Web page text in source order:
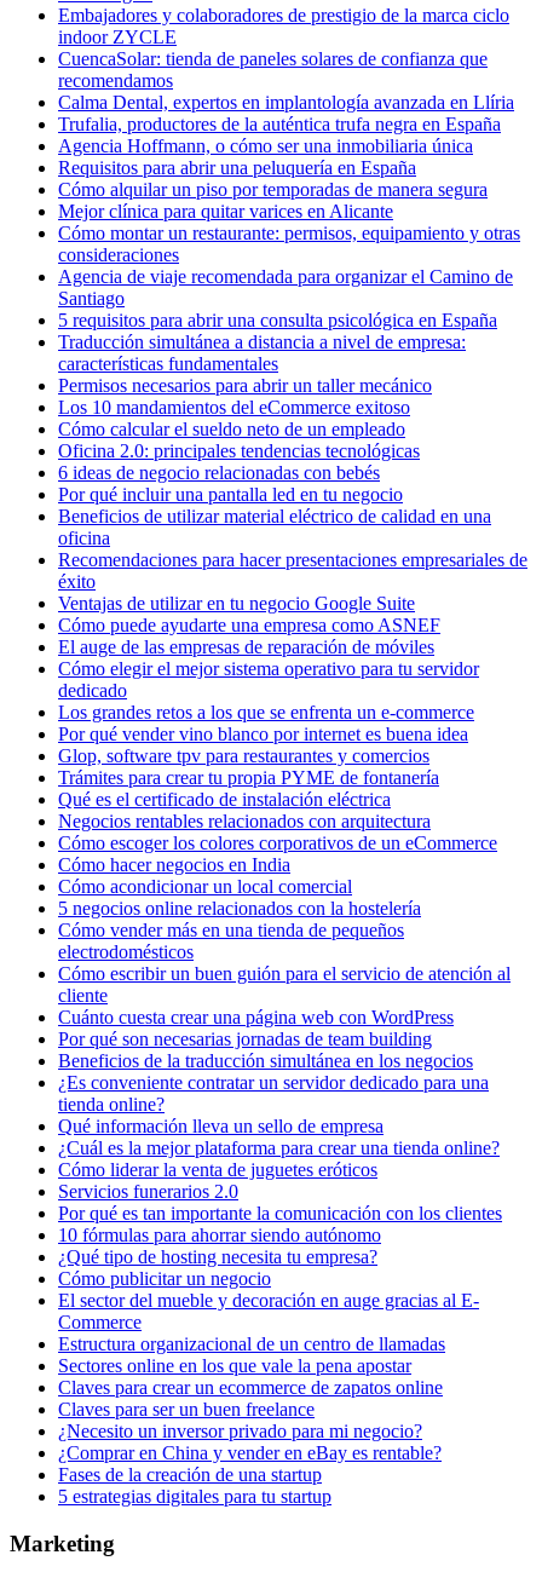
Embajadores y colaboradores de prestigio de la marca ciclo
indoor ZYCLE
CuencaSolar: tienda de paneles solares de confianza que
recomendamos
Calma Dental, expertos en implantología avanzada en Llíria
Trufalia, productores de la auténtica trufa negra en España
Agencia Hoffmann, o cómo ser una inmobiliaria única
Requisitos para abrir una peluquería en España
Cómo alquilar un piso por temporadas de manera segura
Mejor clínica para quitar varices en Alicante
Cómo montar un restaurante: permisos, equipamiento y otras
consideraciones
Agencia de viaje recomendada para organizar el Camino de
Santiago
5 requisitos para abrir una consulta psicológica en España
Traducción simultánea a distancia a nivel de empresa:
características fundamentales
Permisos necesarios para abrir un taller mecánico
Los 10 mandamientos del eCommerce exitoso
Cómo calcular el sueldo neto de un empleado
Oficina 2.0: principales tendencias tecnológicas
6 ideas de negocio relacionadas con bebés
Por qué incluir una pantalla led en tu negocio
Beneficios de utilizar material eléctrico de calidad en una
oficina
Recomendaciones para hacer presentaciones empresariales de
éxito
Ventajas de utilizar en tu negocio Google Suite
Cómo puede ayudarte una empresa como ASNEF
El auge de las empresas de reparación de móviles
Cómo elegir el mejor sistema operativo para tu servidor
dedicado
Los grandes retos a los que se enfrenta un e-commerce
Por qué vender vino blanco por internet es buena idea
Glop, software tpv para restaurantes y comercios
Trámites para crear tu propia PYME de fontanería
Qué es el certificado de instalación eléctrica
Negocios rentables relacionados con arquitectura
Cómo escoger los colores corporativos de un eCommerce
Cómo hacer negocios en India
Cómo acondicionar un local comercial
5 negocios online relacionados con la hostelería
Cómo vender más en una tienda de pequeños
electrodomésticos
Cómo escribir un buen guión para el servicio de atención al
cliente
Cuánto cuesta crear una página web con WordPress
Por qué son necesarias jornadas de team building
Beneficios de la traducción simultánea en los negocios
¿Es conveniente contratar un servidor dedicado para una
tienda online?
Qué información lleva un sello de empresa
¿Cuál es la mejor plataforma para crear una tienda online?
Cómo liderar la venta de juguetes eróticos
Servicios funerarios 2.0
Por qué es tan importante la comunicación con los clientes
10 fórmulas para ahorrar siendo autónomo
¿Qué tipo de hosting necesita tu empresa?
Cómo publicitar un negocio
El sector del mueble y decoración en auge gracias al E-
Commerce
Estructura organizacional de un centro de llamadas
Sectores online en los que vale la pena apostar
Claves para crear un ecommerce de zapatos online
Claves para ser un buen freelance
¿Necesito un inversor privado para mi negocio?
¿Comprar en China y vender en eBay es rentable?
Fases de la creación de una startup
5 estrategias digitales para tu startup
Marketing